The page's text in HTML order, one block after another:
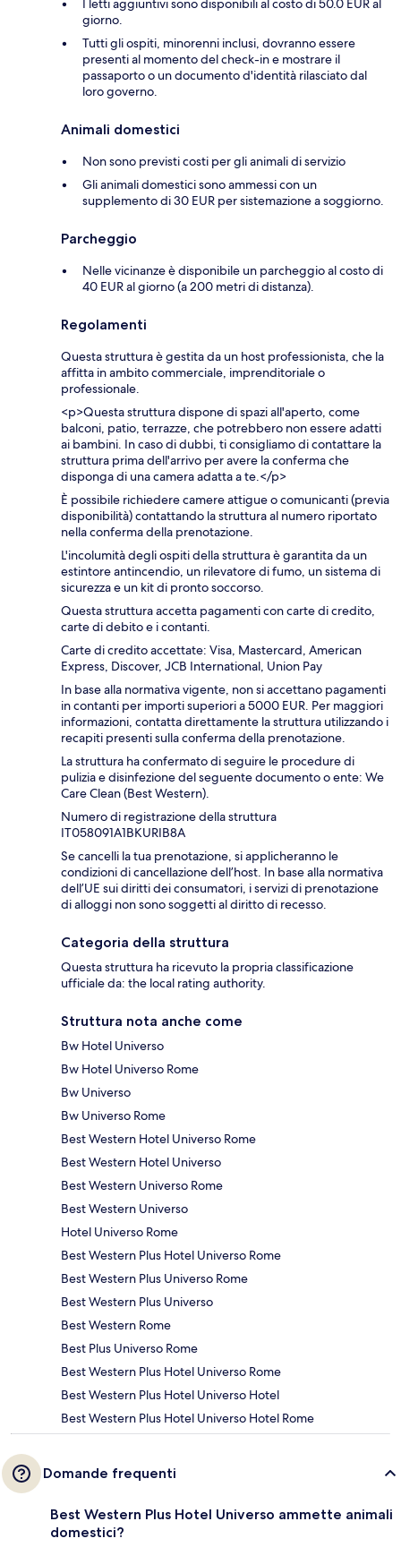
I letti aggiuntivi sono disponibili al costo di 50.0 EUR al
giorno.
Tutti gli ospiti, minorenni inclusi, dovranno essere
presenti al momento del check-in e mostrare il
passaporto o un documento d'identità rilasciato dal
loro governo.
Animali domestici
Non sono previsti costi per gli animali di servizio
Gli animali domestici sono ammessi con un
supplemento di 30 EUR per sistemazione a soggiorno.
Parcheggio
Nelle vicinanze è disponibile un parcheggio al costo di
40 EUR al giorno (a 200 metri di distanza).
Regolamenti
Questa struttura è gestita da un host professionista, che la
affitta in ambito commerciale, imprenditoriale o
professionale.
<p>Questa struttura dispone di spazi all'aperto, come
balconi, patio, terrazze, che potrebbero non essere adatti
ai bambini. In caso di dubbi, ti consigliamo di contattare la
struttura prima dell'arrivo per avere la conferma che
disponga di una camera adatta a te.</p>
È possibile richiedere camere attigue o comunicanti (previa
disponibilità) contattando la struttura al numero riportato
nella conferma della prenotazione.
L'incolumità degli ospiti della struttura è garantita da un
estintore antincendio, un rilevatore di fumo, un sistema di
sicurezza e un kit di pronto soccorso.
Questa struttura accetta pagamenti con carte di credito,
carte di debito e i contanti.
Carte di credito accettate: Visa, Mastercard, American
Express, Discover, JCB International, Union Pay
In base alla normativa vigente, non si accettano pagamenti
in contanti per importi superiori a 5000 EUR. Per maggiori
informazioni, contatta direttamente la struttura utilizzando i
recapiti presenti sulla conferma della prenotazione.
La struttura ha confermato di seguire le procedure di
pulizia e disinfezione del seguente documento o ente: We
Care Clean (Best Western).
Numero di registrazione della struttura
IT058091A1BKURIB8A
Se cancelli la tua prenotazione, si applicheranno le
condizioni di cancellazione dell’host. In base alla normativa
dell’UE sui diritti dei consumatori, i servizi di prenotazione
di alloggi non sono soggetti al diritto di recesso.
Categoria della struttura
Questa struttura ha ricevuto la propria classificazione
ufficiale da: the local rating authority.
Struttura nota anche come
Bw Hotel Universo
Bw Hotel Universo Rome
Bw Universo
Bw Universo Rome
Best Western Hotel Universo Rome
Best Western Hotel Universo
Best Western Universo Rome
Best Western Universo
Hotel Universo Rome
Best Western Plus Hotel Universo Rome
Best Western Plus Universo Rome
Best Western Plus Universo
Best Western Rome
Best Plus Universo Rome
Best Western Plus Hotel Universo Rome
Best Western Plus Hotel Universo Hotel
Best Western Plus Hotel Universo Hotel Rome
Domande frequenti
Best Western Plus Hotel Universo ammette animali
domestici?